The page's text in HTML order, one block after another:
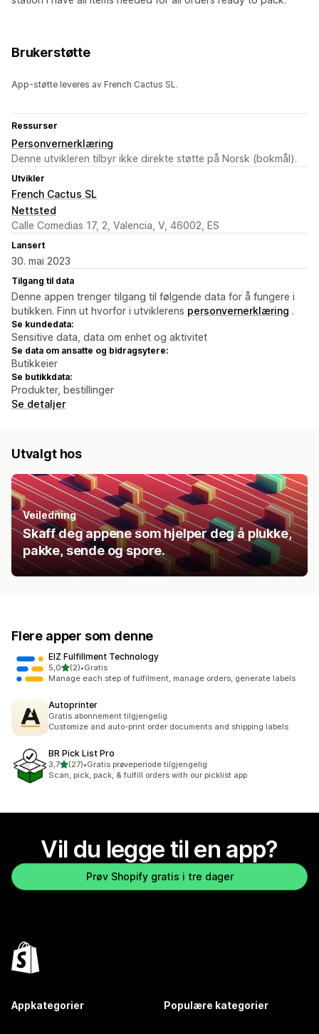
Brukerstøtte
App-støtte leveres av French Cactus SL.
Ressurser
Personvernerklæring
Denne utvikleren tilbyr ikke direkte støtte på Norsk (bokmål).
Utvikler
French Cactus SL
Nettsted
Calle Comedias 17, 2, Valencia, V, 46002, ES
Lansert
30. mai 2023
Tilgang til data
Denne appen trenger tilgang til følgende data for å fungere i
butikken. Finn ut hvorfor i utviklerens personvernerklæring .
Se kundedata:
Sensitive data, data om enhet og aktivitet
Se data om ansatte og bidragsytere:
Butikkeier
Se butikkdata:
Produkter, bestillinger
Se detaljer
Utvalgt hos
Veiledning
Skaff deg appene som hjelper deg å plukke,
pakke, sende og spore.
Flere apper som denne
EIZ Fulfillment Technology
5,0av 5 stjerner
(2)
Totalt 2 omtaler
•Gratis
Manage each step of fulfilment, manage orders, generate labels
Autoprinter
Gratis abonnement tilgjengelig
Customize and auto-print order documents and shipping labels
BR Pick List Pro
3,7av 5 stjerner
(27)
Totalt 27 omtaler
•Gratis prøveperiode tilgjengelig
Scan, pick, pack, & fulfill orders with our picklist app
Vil du legge til en app?
Prøv Shopify gratis i tre dager
Appkategorier Populære kategorier